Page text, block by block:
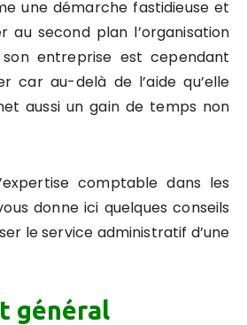
une démarche fastidieuse et
au second plan l’organisation
entreprise est cependant
car au-delà de l’aide qu’elle
aussi un gain de temps non
comptable dans les
donne ici quelques conseils
le service administratif d’une
général